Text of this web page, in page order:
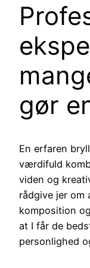
gør
En erfaren
værdifuld
viden og
rådgive jer om
komposition
at I får de
personlighed